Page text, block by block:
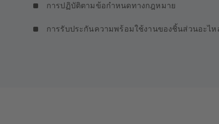
การปฏิบัติตามข้อกำหนดทางกฎหมาย
การรับประกันความพร้อมใช้งานของชิ้นส่วนอะไห